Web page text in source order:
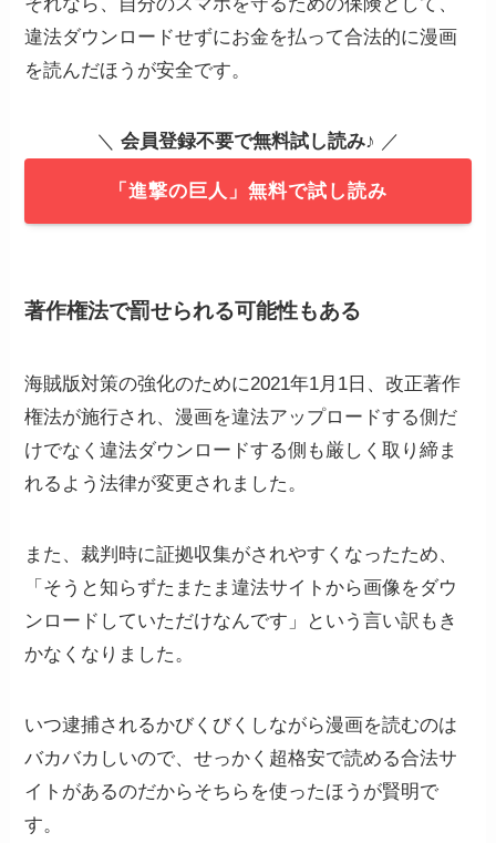
違法ダウンロードせずにお金を払って合法的に漫画
を読んだほうが安全です。
＼ 会員登録不要で無料試し読み♪ ／
「進撃の巨人」無料で試し読み
著作権法で罰せられる可能性もある
海賊版対策の強化のために2021年1月1日、改正著作
権法が施行され、漫画を違法アップロードする側だ
けでなく違法ダウンロードする側も厳しく取り締ま
れるよう法律が変更されました。
また、裁判時に証拠収集がされやすくなったため、
「そうと知らずたまたま違法サイトから画像をダウ
ンロードしていただけなんです」という言い訳もき
かなくなりました。
いつ逮捕されるかびくびくしながら漫画を読むのは
バカバカしいので、せっかく超格安で読める合法サ
イトがあるのだからそちらを使ったほうが賢明で
す。